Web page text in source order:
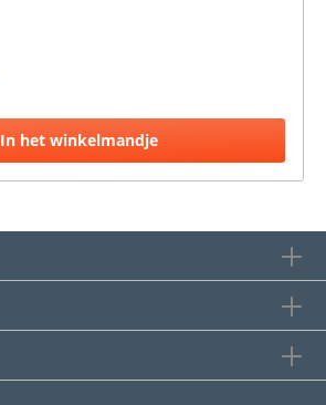
In het winkelmandje